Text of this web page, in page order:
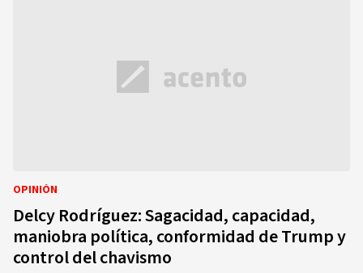
OPINIÓN
Delcy Rodríguez: Sagacidad, capacidad,
maniobra política, conformidad de Trump y
control del chavismo